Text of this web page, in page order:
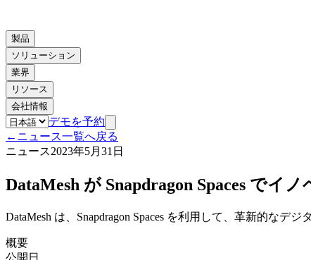
製品
ソリューション
業界
リソース
会社情報
デモを予約
← ニュース一覧へ戻る
ニュース2023年5月31日
DataMesh が Snapdragon Spaces で
DataMesh は、Snapdragon Spaces を利用して、革新的なデ
概要
公開日